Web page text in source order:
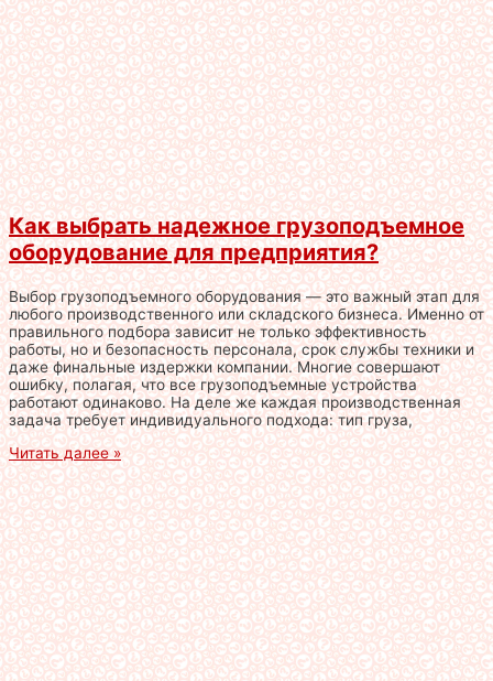
Как выбрать надежное грузоподъемное
оборудование для предприятия?
Выбор грузоподъемного оборудования — это важный этап для
любого производственного или складского бизнеса. Именно от
правильного подбора зависит не только эффективность
работы, но и безопасность персонала, срок службы техники и
даже финальные издержки компании. Многие совершают
ошибку, полагая, что все грузоподъемные устройства
работают одинаково. На деле же каждая производственная
задача требует индивидуального подхода: тип груза,
Читать далее »